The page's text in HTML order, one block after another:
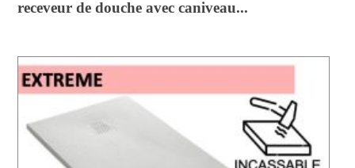
receveur de douche avec caniveau...